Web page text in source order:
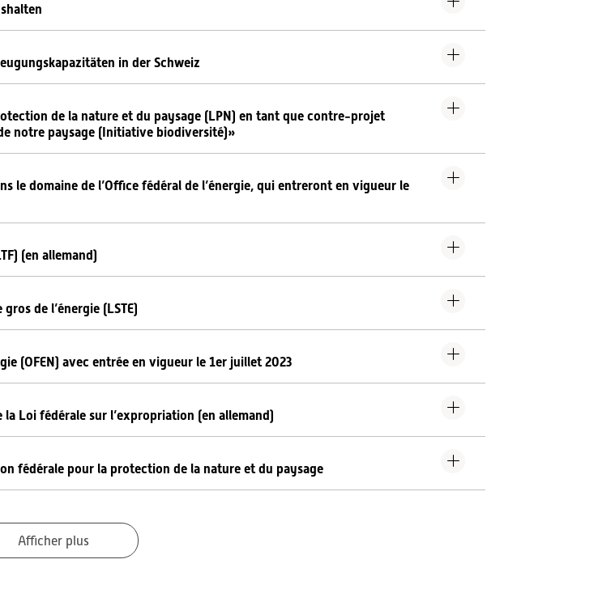
in der Schweiz
de la nature et du paysage (LPN) en tant que contre-projet
notre paysage (Initiative biodiversité)»
le domaine de l’Office fédéral de l’énergie, qui entreront en vigueur le
(en allemand)
de l’énergie (LSTE)
(OFEN) avec entrée en vigueur le 1er juillet 2023
Loi fédérale sur l’expropriation (en allemand)
fédérale pour la protection de la nature et du paysage
Afficher plus